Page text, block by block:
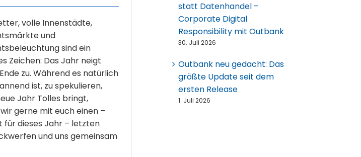
volle Innenstädte,
und
sind ein
Zeichen: Das Jahr neigt
zu. Während es natürlich
ist, zu spekulieren,
Jahr Tolles bringt,
gerne mit euch einen –
für dieses Jahr – letzten
und uns gemeinsam
statt Datenhandel –
Corporate Digital
Responsibility mit Outbank
30. Juli 2026
Outbank neu gedacht: Das
größte Update seit dem
ersten Release
1. Juli 2026